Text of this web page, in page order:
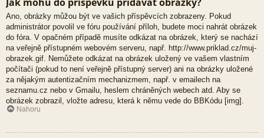
Ano, obrázky můžou být ve vašich příspěvcích zobrazeny. Pokud
administrátor povolil ve fóru používání příloh, budete moci nahrát obrázek
do fóra. V opačném případě musíte odkázat na obrázek, který se nachází
na veřejně přístupném webovém serveru, např. http://www.priklad.cz/muj-
obrazek.gif. Nemůžete odkázat na obrázek uložený ve vašem vlastním
počítači (pokud to není veřejně přístupný server) ani na obrázky uložené
za nějakým autentizačním mechanizmem, např. v emailech na
seznamu.cz nebo v Gmailu, heslem chráněných webech atd. Aby se
obrázek zobrazil, vložte adresu, která k němu vede do BBKódu [img].
Nahoru